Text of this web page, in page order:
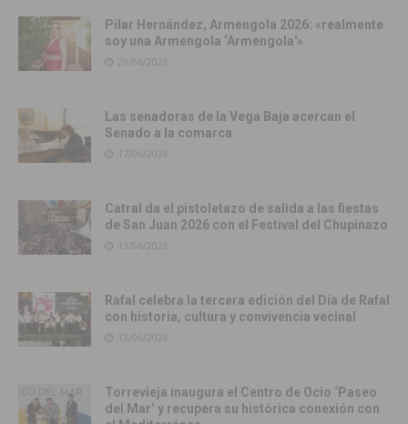
Pilar Hernández, Armengola 2026: «realmente
soy una Armengola ‘Armengola'»
29/06/2026
Las senadoras de la Vega Baja acercan el
Senado a la comarca
17/06/2026
Catral da el pistoletazo de salida a las fiestas
de San Juan 2026 con el Festival del Chupinazo
13/06/2026
Rafal celebra la tercera edición del Día de Rafal
con historia, cultura y convivencia vecinal
13/06/2026
Torrevieja inaugura el Centro de Ocio ‘Paseo
del Mar’ y recupera su histórica conexión con